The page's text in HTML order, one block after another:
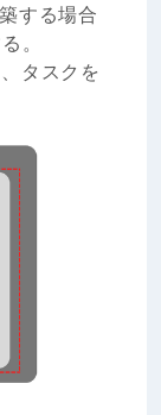
する場合
。
タスクを